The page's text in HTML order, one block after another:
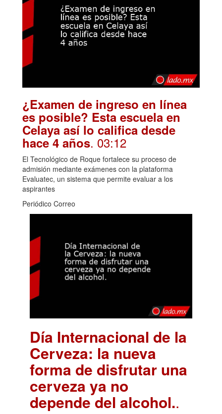
¿Examen de ingreso en línea
es posible? Esta escuela en
Celaya así lo califica desde
hace 4 años. 03:12
El Tecnológico de Roque fortalece su proceso de
admisión mediante exámenes con la plataforma
Evaluatec, un sistema que permite evaluar a los
aspirantes
Periódico Correo
Día Internacional de la
Cerveza: la nueva
forma de disfrutar una
cerveza ya no
depende del alcohol..